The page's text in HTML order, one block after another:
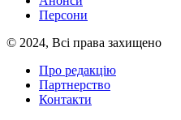
Персони
© 2024, Всі права захищено
Про редакцію
Партнерство
Контакти